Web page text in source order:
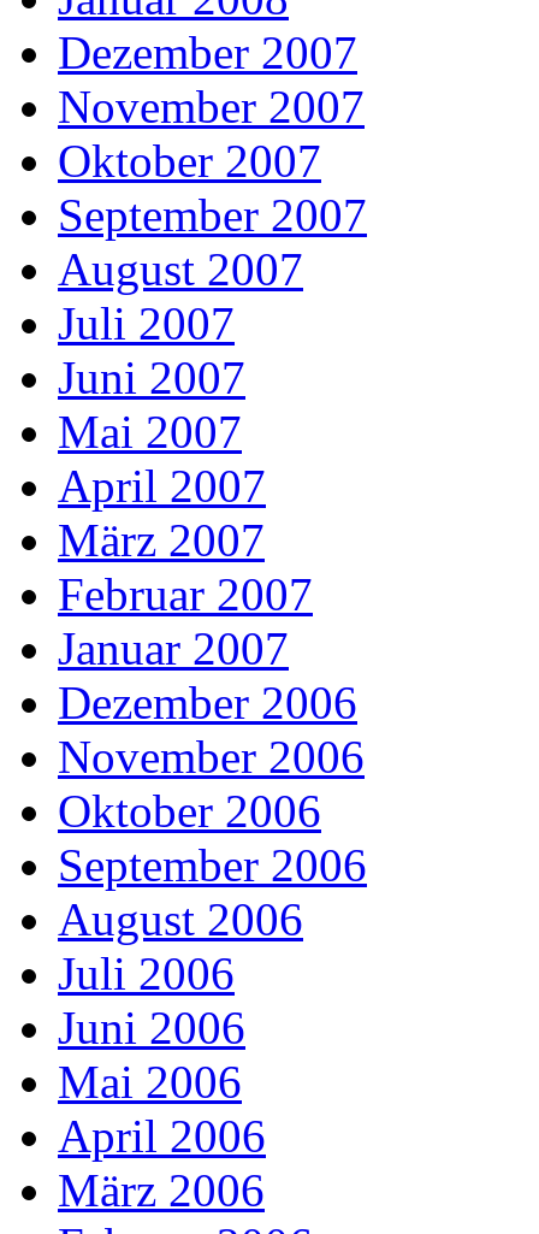
Dezember 2007
November 2007
Oktober 2007
September 2007
August 2007
Juli 2007
Juni 2007
Mai 2007
April 2007
März 2007
Februar 2007
Januar 2007
Dezember 2006
November 2006
Oktober 2006
September 2006
August 2006
Juli 2006
Juni 2006
Mai 2006
April 2006
März 2006